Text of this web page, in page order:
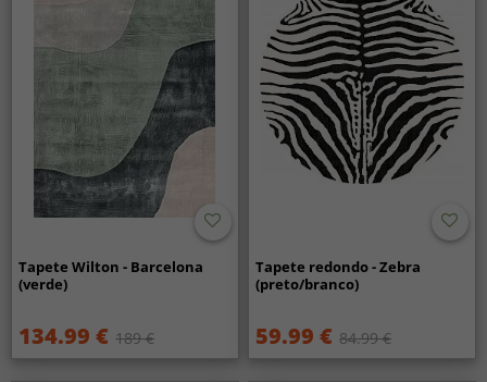
Tapete Wilton - Barcelona
(verde)
134.99 € 189 €
Tapete redondo - Zebra
(preto/branco)
59.99 € 84.99 €